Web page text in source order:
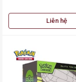
Liên hệ